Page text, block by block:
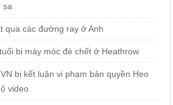
sa
qua các đường ray ở Anh
bị máy móc đè chết ở Heathrow
bị kết luận vi phạm bản quyền Heo
video